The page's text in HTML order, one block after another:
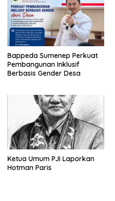
Bappeda Sumenep Perkuat
Pembangunan Inklusif
Berbasis Gender Desa
Ketua Umum PJI Laporkan
Hotman Paris